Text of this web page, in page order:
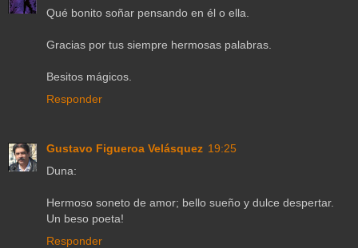
Qué bonito soñar pensando en él o ella.
Gracias por tus siempre hermosas palabras.
Besitos mágicos.
Responder
Gustavo Figueroa Velásquez 19:25
Duna:
Hermoso soneto de amor; bello sueño y dulce despertar.
Un beso poeta!
Responder